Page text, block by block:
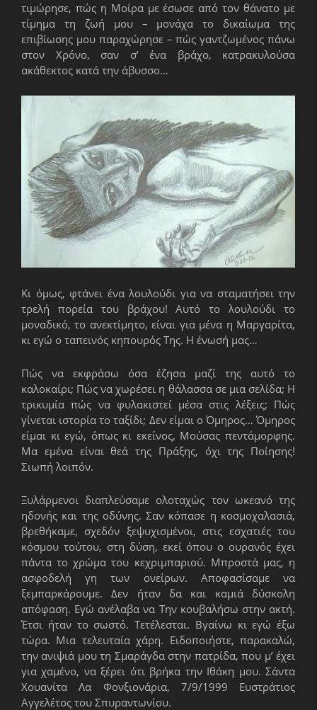
τιμώρησε, πώς η Μοίρα με έσωσε από τον θάνατο με
τίμημα τη ζωή μου – μονάχα το δικαίωμα της
επιβίωσης μου παραχώρησε – πώς γαντζωμένος πάνω
στον Χρόνο, σαν σ’ ένα βράχο, κατρακυλούσα
ακάθεκτος κατά την άβυσσο…
Κι όμως, φτάνει ένα λουλούδι για να σταματήσει την
τρελή πορεία του βράχου! Αυτό το λουλούδι το
μοναδικό, το ανεκτίμητο, είναι για μένα η Μαργαρίτα,
κι εγώ ο ταπεινός κηπουρός Της. Η ένωσή μας…
Πώς να εκφράσω όσα έζησα μαζί της αυτό το
καλοκαίρι; Πώς να χωρέσει η θάλασσα σε μια σελίδα; Η
τρικυμία πώς να φυλακιστεί μέσα στις λέξεις; Πώς
γίνεται ιστορία το ταξίδι; Δεν είμαι ο Όμηρος… Όμηρος
είμαι κι εγώ, όπως κι εκείνος, Μούσας πεντάμορφης.
Μα εμένα είναι θεά της Πράξης, όχι της Ποίησης!
Σιωπή λοιπόν.
Ξυλάρμενοι διαπλεύσαμε ολοταχώς τον ωκεανό της
ηδονής και της οδύνης. Σαν κόπασε η κοσμοχαλασιά,
βρεθήκαμε, σχεδόν ξεψυχισμένοι, στις εσχατιές του
κόσμου τούτου, στη δύση, εκεί όπου ο ουρανός έχει
πάντα το χρώμα του κεχριμπαριού. Μπροστά μας, η
ασφοδελή γη των ονείρων. Αποφασίσαμε να
ξεμπαρκάρουμε. Δεν ήταν δα και καμιά δύσκολη
απόφαση. Εγώ ανέλαβα να Την κουβαλήσω στην ακτή.
Έτσι ήταν το σωστό. Τετέλεσται. Βγαίνω κι εγώ έξω
τώρα. Μια τελευταία χάρη. Ειδοποιήστε, παρακαλώ,
την ανιψιά μου τη Σμαράγδα στην πατρίδα, που μ’ έχει
για χαμένο, να ξέρει ότι βρήκα την Ιθάκη μου. Σάντα
Χουανίτα Λα Φονξιονάρια, 7/9/1999 Ευστράτιος
Αγγελέτος του Σπυραντωνίου.